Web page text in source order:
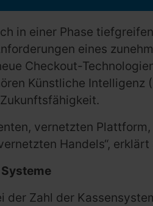
in einer Phase
eines
Checkout-
Künstliche
vernetzten
Handels“,
der Zahl der